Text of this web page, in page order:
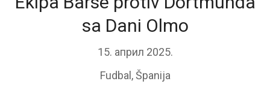
sa Dani Olmo
15. април 2025.
Fudbal ,Španija